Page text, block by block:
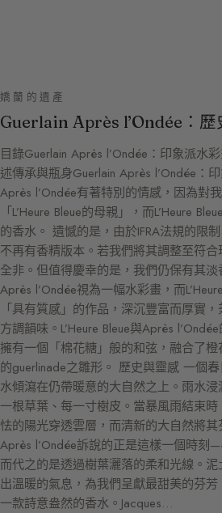
嬌蘭的遺產
Guerlain Après l’Ondée：歷
目錄Guerlain Après l’Ondée：印象派水
述傳承與瓶身Guerlain Après l’Ondée：
Après l’Ondée有著特別的情感，因為對
「L’Heure Bleue的母親」，而L’Heure
的香水。 遺憾的是，由於IFRA法規的限
不再有香精版本。若我們將其調整至符
全非。但值得慶幸的是，我們仍保有其
Après l’Ondée視為一幅水彩畫，而
「具有質感」的作品，深沉豐富而厚實
方調韻味。L’Heure Bleue與Après
擁有一個「棉花糖」般的和弦，融合了
的guerlinade之雛形。 歷史與靈感 一個
水傾瀉在仍帶暖意的大自然之上。雨水
一根草葉、每一寸樹皮。當暴風雨結束
怯的陽光穿透雲層，而清新的大自然將其
Après l’Ondée訴說的正是這樣一個時刻
而代之的是透過樹葉灑落的柔和光線。
出溫暖的氣息，為我們呈獻最甜美的芬芳
一款詩意盎然的香水。Jacques…